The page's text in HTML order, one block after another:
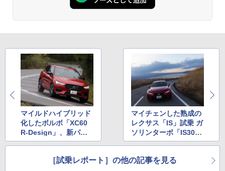
マイルドハイブリッド
化したボルボ「XC60
R-Design」、新パワ
ーユニットの実力を試
マイチェンした熟成の
レクサス「IS」試乗 ガ
ソリンターボ「IS30
0」とハイブリッド「I
［試乗レポート］の他の記事を見る